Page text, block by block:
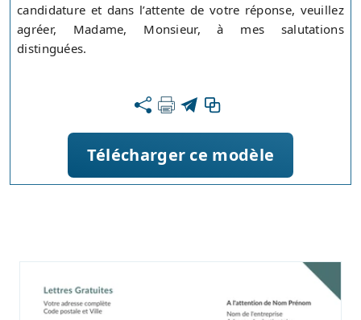
candidature et dans l’attente de votre réponse, veuillez
agréer, Madame, Monsieur, à mes salutations
distinguées.
Télécharger ce modèle